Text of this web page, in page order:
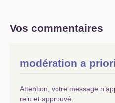
Vos commentaires
modération a priori
Attention, votre message
relu et approuvé.